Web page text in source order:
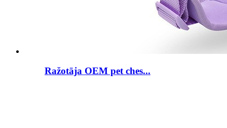
Ražotāja OEM pet ches...